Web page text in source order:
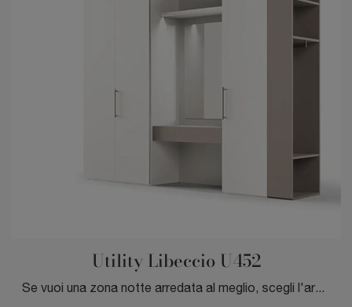
Utility Libeccio U452
Se vuoi una zona notte arredata al meglio, scegli l'armadio Utility Libeccio U452 con ante battenti di Moretti Compact Giorno Notte!